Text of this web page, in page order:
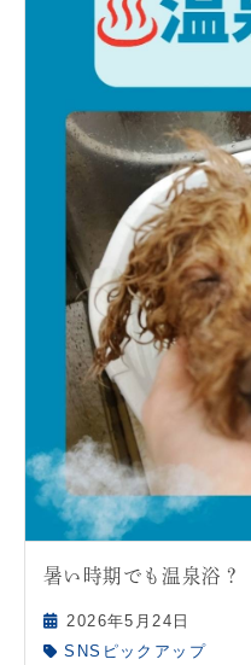
暑い時期でも温泉浴？
2026年5月24日
SNSピックアップ